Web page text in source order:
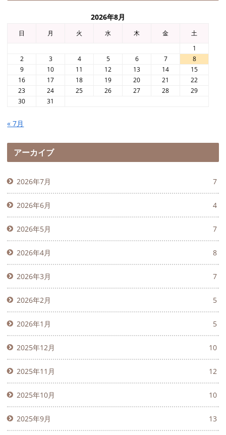
2026年8月
日 月 火 水 木 金
土
1
2
3 4 5 6 7
8
9
10 11 12 13 14
15
16
17 18 19 20 21
22
23
24 25 26 27 28
29
30
31
« 7月
アーカイブ
2026年7月 7
2026年6月 4
2026年5月 7
2026年4月 8
2026年3月 7
2026年2月 5
2026年1月 5
2025年12月 10
2025年11月 12
2025年10月 10
2025年9月 13